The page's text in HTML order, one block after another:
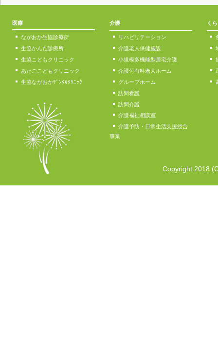
医療
ながおか生協診療所
生協かんだ診療所
生協こどもクリニック
あたごこどもクリニック
生協ながおかﾃﾞﾝﾀﾙｸﾘﾆｯｸ
介護
リハビリテーション
介護老人保健施設
小規模多機能型居宅介護
介護付有料老人ホーム
グループホーム
訪問看護
訪問介護
介護福祉相談室
介護予防・日常生活支援総合
事業
く
Copyright 2018